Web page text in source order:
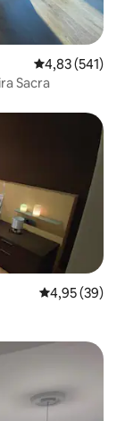
4,83 de uma
4,83 (541)
Sacra
4,95 de uma
4,95 (39)